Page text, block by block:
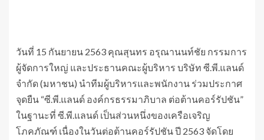
วันที่ 15 กันยายน 2563 คุณสุนทร อรุณานนท์ชัย กรรมการ
ผู้จัดการใหญ่ และประธานคณะผู้บริหาร บริษัท ซี.พี.แลนด์
จำกัด (มหาชน) นำทีมผู้บริหารและพนักงาน ร่วมประกาศ
จุดยืน “ซี.พี.แลนด์ องค์กรธรรมาภิบาล ต่อต้านคอร์รัปชัน”
ในฐานะที่ ซี.พี.แลนด์ เป็นส่วนหนึ่งของเครือเจริญ
โภคภัณฑ์ เนื่องในวันต่อต้านคอร์รัปชัน ปี 2563 จัดโดย